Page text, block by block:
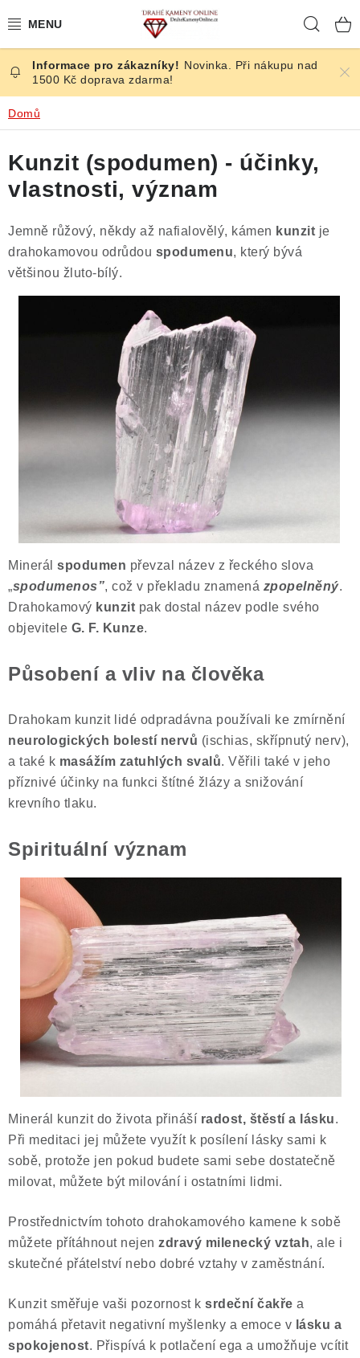
na
ČESKÉ KAMENY
ŠPERKY
KAMENY ZE SVĚTA
BROUŠENÉ
SLEVY
ÚČINKY
KONTAKT
MISTROVSKÉ KRYSTALY
Obchodní podmínky
Puncovní značky
Výkup minerálů a drahých kamenů
Formulář pro odstoupení od smlouvy
Poučení o právu na odstoupení od smlouvy
Novinka. Při nákupu nad
1500 Kč doprava zdarma!
Domů
Kunzit (spodumen) - účinky,
vlastnosti, význam
Jemně růžový, někdy až nafialovělý, kámen kunzit je
drahokamovou odrůdou spodumenu, který bývá
většinou žluto-bílý.
Minerál spodumen převzal název z řeckého slova
„spodumenos”, což v překladu znamená zpopelněný.
Drahokamový kunzit pak dostal název podle svého
objevitele G. F. Kunze.
Působení a vliv na člověka
Drahokam kunzit lidé odpradávna používali ke zmírnění
neurologických bolestí nervů (ischias, skřípnutý nerv),
a také k masážím zatuhlých svalů. Věřili také v jeho
příznivé účinky na funkci štítné žlázy a snižování
krevního tlaku.
Spirituální význam
Minerál kunzit do života přináší radost, štěstí a lásku.
Při meditaci jej můžete využít k posílení lásky sami k
sobě, protože jen pokud budete sami sebe dostatečně
milovat, můžete být milování i ostatními lidmi.
Prostřednictvím tohoto drahokamového kamene k sobě
můžete přítáhnout nejen zdravý milenecký vztah, ale i
skutečné přátelství nebo dobré vztahy v zaměstnání.
Kunzit směřuje vaši pozornost k srdeční čakře a
pomáhá přetavit negativní myšlenky a emoce v lásku a
spokojenost. Přispívá k potlačení ega a umožňuje vcítit